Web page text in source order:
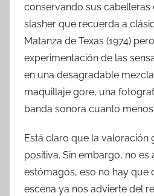
conservando sus cabelleras
slasher que recuerda a
Matanza de Texas (1974)
experimentación de las
en una desagradable
maquillaje gore, una
banda sonora cuanto
Está claro que la valoración
positiva. Sin embargo, no
estómagos, eso no hay que
escena ya nos advierte del